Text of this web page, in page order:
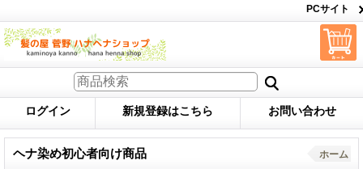
PCサイト
ログイン 新規登録はこちら お問い合わせ
ヘナ染め初心者向け商品 ホーム